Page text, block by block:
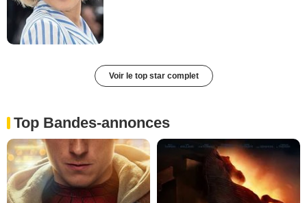
Voir le top star complet
Top Bandes-annonces